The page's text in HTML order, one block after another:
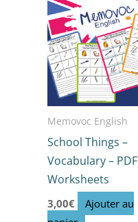
Memovoc English
School Things –
Vocabulary – PDF
Worksheets
3,00€
Ajouter au